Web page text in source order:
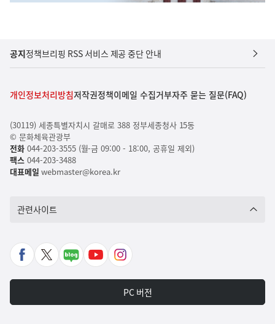
공지정책브리핑 RSS 서비스 제공 중단 안내
개인정보처리방침저작권정책이메일 수집거부자주 묻는 질문(FAQ)
(30119) 세종특별자치시 갈매로 388 정부세종청사 15동
© 문화체육관광부
전화044-203-3555 (월-금 09:00 - 18:00, 공휴일 제외)
팩스044-203-3488
대표메일 webmaster@korea.kr
관련사이트
페
X
네
유
인
타
그
PC 버전